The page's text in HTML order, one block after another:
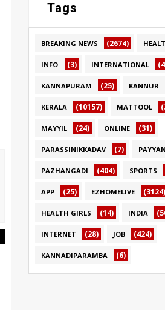
Tags
BREAKING NEWS (2674)
INFO (3) INTERNATIONAL
KANNAPURAM (25) KANNUR
KERALA (10157) MATTOOL
MAYYIL (24) ONLINE (31)
PARASSINIKKADAV (7)
PAZHANGADI (404) SPORTS
APP (25) EZHOMELIVE (3124)
HEALTH GIRLS (14) INDIA
INTERNET (28) JOB (424)
KANNADIPARAMBA (6)